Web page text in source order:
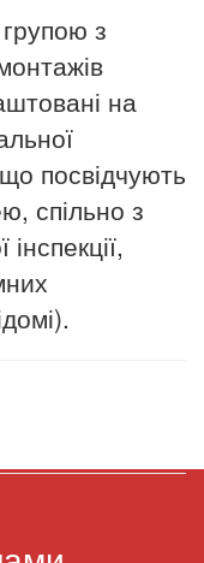
з
на
посвідчують
спільно з